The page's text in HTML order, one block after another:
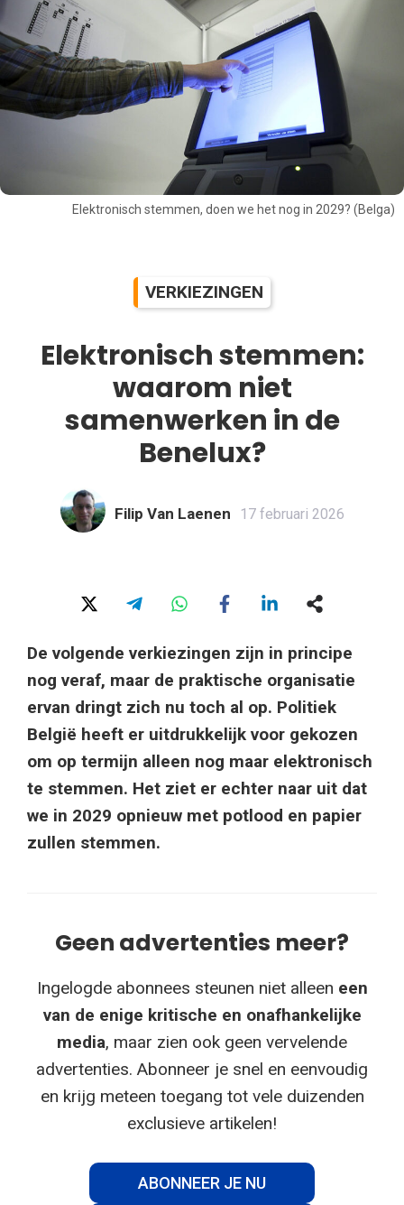
Elektronisch stemmen, doen we het nog in 2029? (Belga)
VERKIEZINGEN
Elektronisch stemmen:
waarom niet
samenwerken in de
Benelux?
Filip Van Laenen 17 februari 2026
De volgende verkiezingen zijn in principe
nog veraf, maar de praktische organisatie
ervan dringt zich nu toch al op. Politiek
België heeft er uitdrukkelijk voor gekozen
om op termijn alleen nog maar elektronisch
te stemmen. Het ziet er echter naar uit dat
we in 2029 opnieuw met potlood en papier
zullen stemmen.
Geen advertenties meer?
Ingelogde abonnees steunen niet alleen een
van de enige kritische en onafhankelijke
media, maar zien ook geen vervelende
advertenties. Abonneer je snel en eenvoudig
en krijg meteen toegang tot vele duizenden
exclusieve artikelen!
ABONNEER JE NU